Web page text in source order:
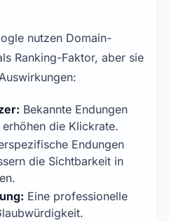
nutzen Domain-
Ranking-Faktor, aber sie
Bekannte Endungen
die Klickrate.
Endungen
die Sichtbarkeit in
Eine professionelle